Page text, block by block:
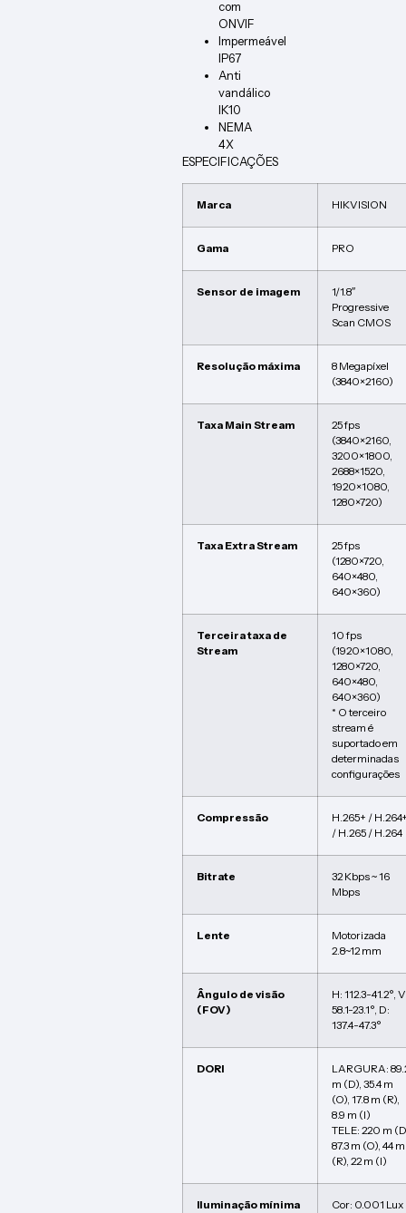
com
ONVIF
Impermeável
IP67
Anti
vandálico
IK10
NEMA
4X
ESPECIFICAÇÕES
Marca HIKVISION
Gama PRO
Sensor de imagem
1/1.8″
Progressive
Scan CMOS
Resolução máxima
8 Megapíxel
(3840×2160)
Taxa Main Stream
25 fps
(3840×2160,
3200×1800,
2688×1520,
1920×1080,
1280×720)
Taxa Extra Stream
25 fps
(1280×720,
640×480,
640×360)
Terceira taxa de
Stream
10 fps
(1920×1080,
1280×720,
640×480,
640×360)
* O terceiro
stream é
suportado em
determinadas
configurações
Compressão
H.265+ /
/ H.265 / H.264
Bitrate
32 Kbps ~ 16
Mbps
Lente
Motorizada
2.8~12 mm
Ângulo de visão
(FOV)
H: 112.3-41.2°,
58.1-23.1°, D:
137.4-47.3°
DORI
LARGURA:
m (D), 35.4 m
(O), 17.8 m (R),
8.9 m (I)
TELE: 220 m
87.3 m (O), 44 m
(R), 22 m (I)
Iluminação mínima
Cor: 0.001 Lux